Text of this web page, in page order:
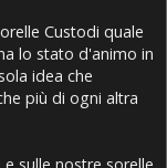
Custodi quale
lo stato d'animo in
idea che
più di ogni altra